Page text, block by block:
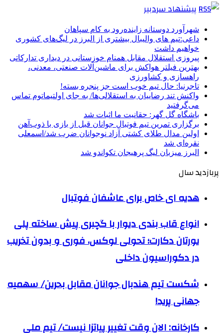
پیشنهاد سردبیر
شهرآورد دوستانه زاینده‌رود به کام سپاهان
داعی:تیم های والیبال بیشتری از البرز در لیگ‌های کشوری
خواهیم داشت
پیروزی استقلال مقابل همنام خوزستانی در دیداری تدارکاتی
بهترین فیلتر هواکش برای ماشین‌آلات صنعتی، معدنی،
راهسازی و کشاورزی
تاجرنیا: حال تیم خوب است جز پنجره بسته!
واکنش تند رضاییان به استقلالی‌ها/ به جای اولتیماتوم تماس
می‌گرفتید
باشگاه گل گهر: حقانیت ما اثبات شد
برگزاری تمرین تیم فوتبال جوانان قبل از بازی با ذوب‌آهن
اولین مدال طلای کشتی آزاد نوجوانان ضرب شد/اسمعلی
نقره‌ای شد
البرز میزبان لیگ پرهیجان تکواندو شد
پربازدید سال
هدیه ای خاص برای عاشفان فوتبال
انواع قاب بندی دیوار با گچبری پیش ساخته پلی
یورتان دکارت؛ تحولی لوکس، فوری و بدون تخریب
در دکوراسیون داخلی
شکست تیم هندبال جوانان مقابل بحرین/ سهمیه
جهانی پرید!
کارخانه: الان وقت تغییر پیاتزا نیست/ تیم ملی